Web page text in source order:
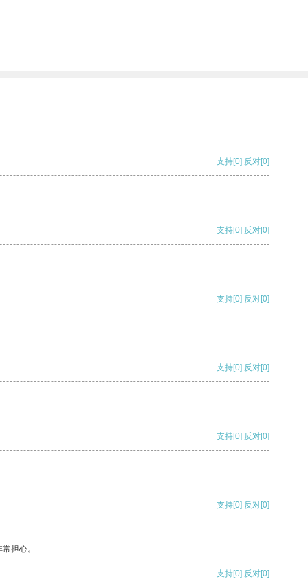
支持[0] 反对[0]
支持[0] 反对[0]
支持[0] 反对[0]
支持[0] 反对[0]
支持[0] 反对[0]
支持[0] 反对[0]
担心。
支持[0] 反对[0]